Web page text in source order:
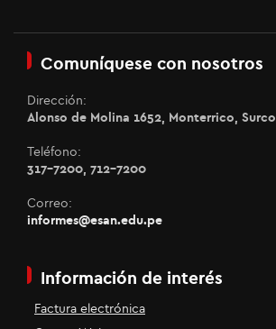
Comuníquese con nosotros
Dirección:
Alonso de Molina 1652, Monterrico, Surco
Teléfono:
317-7200, 712-7200
Correo:
informes@esan.edu.pe
Información de interés
Factura electrónica